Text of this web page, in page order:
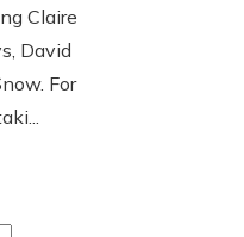
Claire
David
For